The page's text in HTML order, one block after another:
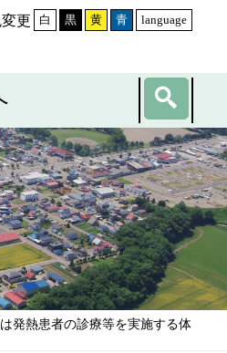
更 白 黒 黄 青 language
発熱患者の診療等を実施する体